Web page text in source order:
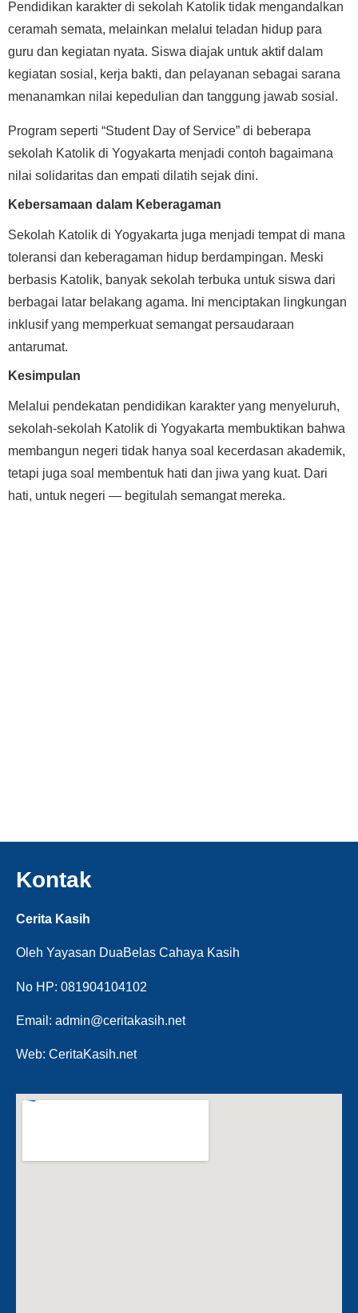
Pendidikan karakter di sekolah Katolik tidak mengandalkan
ceramah semata, melainkan melalui teladan hidup para
guru dan kegiatan nyata. Siswa diajak untuk aktif dalam
kegiatan sosial, kerja bakti, dan pelayanan sebagai sarana
menanamkan nilai kepedulian dan tanggung jawab sosial.
Program seperti “Student Day of Service” di beberapa
sekolah Katolik di Yogyakarta menjadi contoh bagaimana
nilai solidaritas dan empati dilatih sejak dini.
Kebersamaan dalam Keberagaman
Sekolah Katolik di Yogyakarta juga menjadi tempat di mana
toleransi dan keberagaman hidup berdampingan. Meski
berbasis Katolik, banyak sekolah terbuka untuk siswa dari
berbagai latar belakang agama. Ini menciptakan lingkungan
inklusif yang memperkuat semangat persaudaraan
antarumat.
Kesimpulan
Melalui pendekatan pendidikan karakter yang menyeluruh,
sekolah-sekolah Katolik di Yogyakarta membuktikan bahwa
membangun negeri tidak hanya soal kecerdasan akademik,
tetapi juga soal membentuk hati dan jiwa yang kuat. Dari
hati, untuk negeri — begitulah semangat mereka.
Kontak
Cerita Kasih
Oleh Yayasan DuaBelas Cahaya Kasih
No HP: 081904104102
Email: admin@ceritakasih.net
Web: CeritaKasih.net